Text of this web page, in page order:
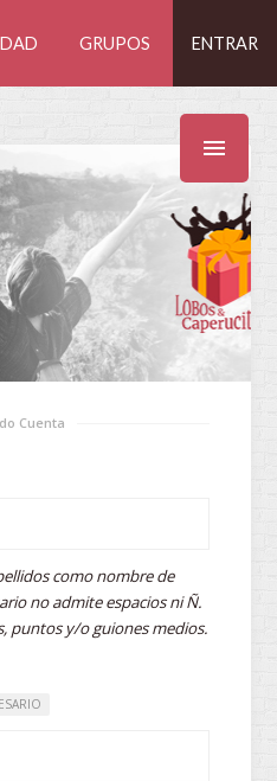
GRUPOS ENTRAR
Cuenta
como nombre de
no admite espacios ni Ñ.
puntos y/o guiones medios.